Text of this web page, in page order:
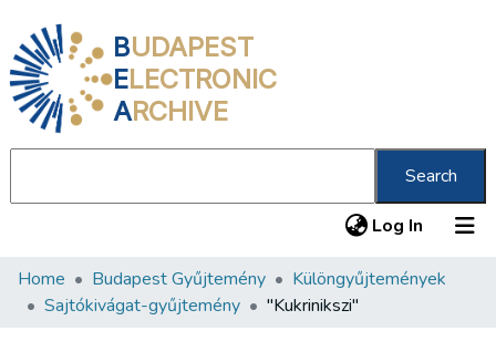
BUDAPEST
ELECTRONIC
ARCHIVE
Search
Log In (current)
Communities & Collections
Home Budapest Gyűjtemény
Különgyűjtemények
Sajtókivágat-gyűjtemény
"Kukrinikszi"